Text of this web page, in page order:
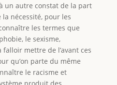
un autre constat de la part
nécessité, pour les
les termes que
le sexisme,
falloir mettre de l’avant ces
qu’on parte du même
le racisme et
produit des